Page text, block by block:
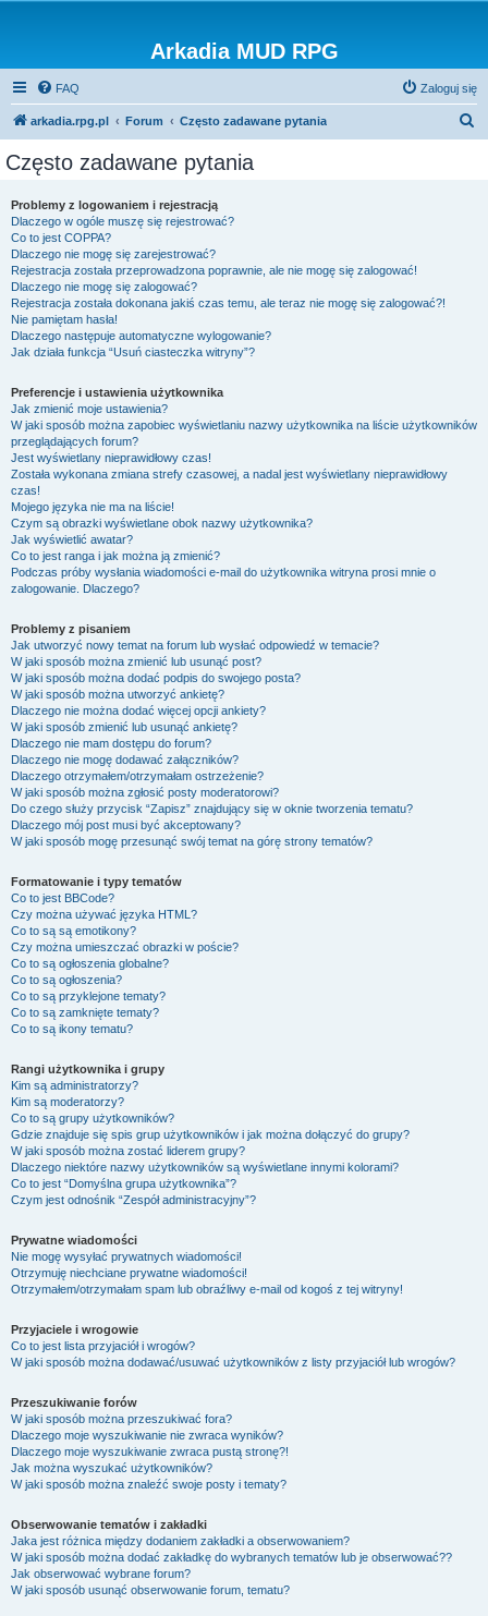
Arkadia MUD RPG
FAQ Zaloguj się
arkadia.rpg.pl Forum Często zadawane pytania
Często zadawane pytania
Problemy z logowaniem i rejestracją
Dlaczego w ogóle muszę się rejestrować?
Co to jest COPPA?
Dlaczego nie mogę się zarejestrować?
Rejestracja została przeprowadzona poprawnie, ale nie mogę się zalogować!
Dlaczego nie mogę się zalogować?
Rejestracja została dokonana jakiś czas temu, ale teraz nie mogę się zalogować?!
Nie pamiętam hasła!
Dlaczego następuje automatyczne wylogowanie?
Jak działa funkcja “Usuń ciasteczka witryny”?
Preferencje i ustawienia użytkownika
Jak zmienić moje ustawienia?
W jaki sposób można zapobiec wyświetlaniu nazwy użytkownika na liście użytkowników
przeglądających forum?
Jest wyświetlany nieprawidłowy czas!
Została wykonana zmiana strefy czasowej, a nadal jest wyświetlany nieprawidłowy
czas!
Mojego języka nie ma na liście!
Czym są obrazki wyświetlane obok nazwy użytkownika?
Jak wyświetlić awatar?
Co to jest ranga i jak można ją zmienić?
Podczas próby wysłania wiadomości e-mail do użytkownika witryna prosi mnie o
zalogowanie. Dlaczego?
Problemy z pisaniem
Jak utworzyć nowy temat na forum lub wysłać odpowiedź w temacie?
W jaki sposób można zmienić lub usunąć post?
W jaki sposób można dodać podpis do swojego posta?
W jaki sposób można utworzyć ankietę?
Dlaczego nie można dodać więcej opcji ankiety?
W jaki sposób zmienić lub usunąć ankietę?
Dlaczego nie mam dostępu do forum?
Dlaczego nie mogę dodawać załączników?
Dlaczego otrzymałem/otrzymałam ostrzeżenie?
W jaki sposób można zgłosić posty moderatorowi?
Do czego służy przycisk “Zapisz” znajdujący się w oknie tworzenia tematu?
Dlaczego mój post musi być akceptowany?
W jaki sposób mogę przesunąć swój temat na górę strony tematów?
Formatowanie i typy tematów
Co to jest BBCode?
Czy można używać języka HTML?
Co to są są emotikony?
Czy można umieszczać obrazki w poście?
Co to są ogłoszenia globalne?
Co to są ogłoszenia?
Co to są przyklejone tematy?
Co to są zamknięte tematy?
Co to są ikony tematu?
Rangi użytkownika i grupy
Kim są administratorzy?
Kim są moderatorzy?
Co to są grupy użytkowników?
Gdzie znajduje się spis grup użytkowników i jak można dołączyć do grupy?
W jaki sposób można zostać liderem grupy?
Dlaczego niektóre nazwy użytkowników są wyświetlane innymi kolorami?
Co to jest “Domyślna grupa użytkownika”?
Czym jest odnośnik “Zespół administracyjny”?
Prywatne wiadomości
Nie mogę wysyłać prywatnych wiadomości!
Otrzymuję niechciane prywatne wiadomości!
Otrzymałem/otrzymałam spam lub obraźliwy e-mail od kogoś z tej witryny!
Przyjaciele i wrogowie
Co to jest lista przyjaciół i wrogów?
W jaki sposób można dodawać/usuwać użytkowników z listy przyjaciół lub wrogów?
Przeszukiwanie forów
W jaki sposób można przeszukiwać fora?
Dlaczego moje wyszukiwanie nie zwraca wyników?
Dlaczego moje wyszukiwanie zwraca pustą stronę?!
Jak można wyszukać użytkowników?
W jaki sposób można znaleźć swoje posty i tematy?
Obserwowanie tematów i zakładki
Jaka jest różnica między dodaniem zakładki a obserwowaniem?
W jaki sposób można dodać zakładkę do wybranych tematów lub je obserwować??
Jak obserwować wybrane forum?
W jaki sposób usunąć obserwowanie forum, tematu?